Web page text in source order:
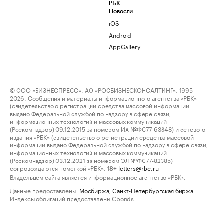
РБК
Новости
iOS
Android
AppGallery
© ООО «БИЗНЕСПРЕСС», АО «РОСБИЗНЕСКОНСАЛТИНГ», 1995–
2026. Сообщения и материалы информационного агентства «РБК»
(свидетельство о регистрации средства массовой информации
выдано Федеральной службой по надзору в сфере связи,
информационных технологий и массовых коммуникаций
(Роскомнадзор) 09.12.2015 за номером ИА №ФС77-63848) и сетевого
издания «РБК» (свидетельство о регистрации средства массовой
информации выдано Федеральной службой по надзору в сфере связи,
информационных технологий и массовых коммуникаций
(Роскомнадзор) 03.12.2021 за номером ЭЛ №ФС77-82385)
сопровождаются пометкой «РБК».
18+ letters@rbc.ru
Владельцем сайта является информационное агентство «РБК».
Данные предоставлены: Мосбиржа Санкт-Петербургская биржа
Индексы облигаций предоставлены Cbonds.